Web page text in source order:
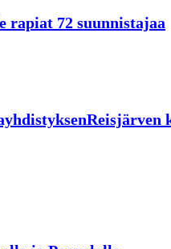
72 suunnistajaa